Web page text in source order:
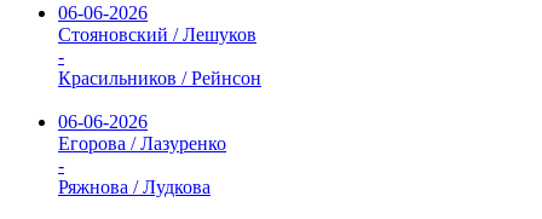
06-06-2026
Стояновский / Лешуков
-
Красильников / Рейнсон
06-06-2026
Егорова / Лазуренко
-
Ряжнова / Лудкова